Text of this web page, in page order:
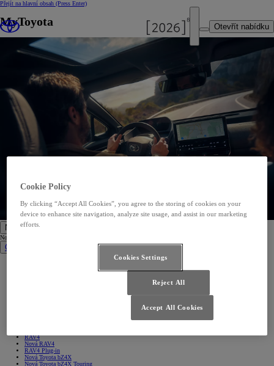
Přejít na hlavní obsah (Press Enter)
Otevřít nabídku
MyToyota
Nová auta
Nová auta
Osobní vozy
RAV4
Nová RAV4
RAV4 Plug-in
Nová Toyota bZ4X
Nová Toyota bZ4X Touring
Cookie Policy
By clicking “Accept All Cookies”, you agree to the storing of cookies on your
device to enhance site navigation, analyze site usage, and assist in our marketing
efforts.
Cookies Settings
Reject All
Accept All Cookies